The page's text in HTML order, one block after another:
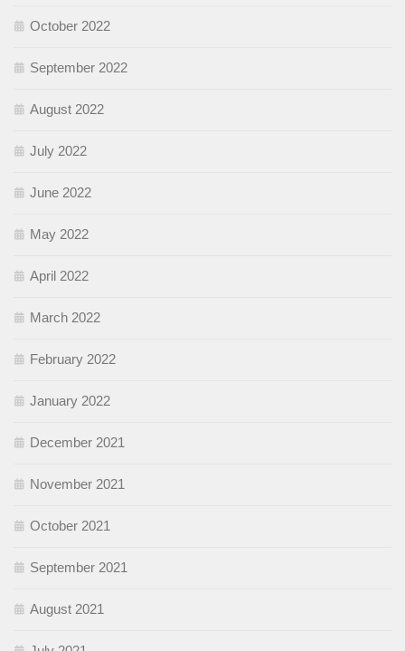
October 2022
September 2022
August 2022
July 2022
June 2022
May 2022
April 2022
March 2022
February 2022
January 2022
December 2021
November 2021
October 2021
September 2021
August 2021